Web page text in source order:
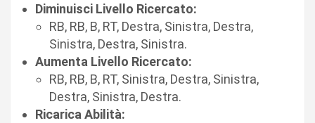
Diminuisci Livello Ricercato:
RB, RB, B, RT, Destra, Sinistra, Destra,
Sinistra, Destra, Sinistra.
Aumenta Livello Ricercato:
RB, RB, B, RT, Sinistra, Destra, Sinistra,
Destra, Sinistra, Destra.
Ricarica Abilità: